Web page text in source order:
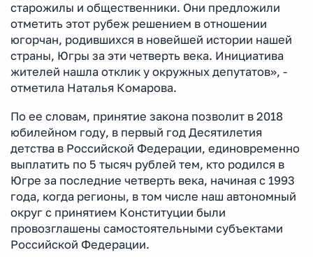
старожилы и общественники. Они предложили
отметить этот рубеж решением в отношении
югорчан, родившихся в новейшей истории нашей
страны, Югры за эти четверть века. Инициатива
жителей нашла отклик у окружных депутатов», -
отметила Наталья Комарова.
По ее словам, принятие закона позволит в 2018
юбилейном году, в первый год Десятилетия
детства в Российской Федерации, единовременно
выплатить по 5 тысяч рублей тем, кто родился в
Югре за последние четверть века, начиная с 1993
года, когда регионы, в том числе наш автономный
округ с принятием Конституции были
провозглашены самостоятельными субъектами
Российской Федерации.